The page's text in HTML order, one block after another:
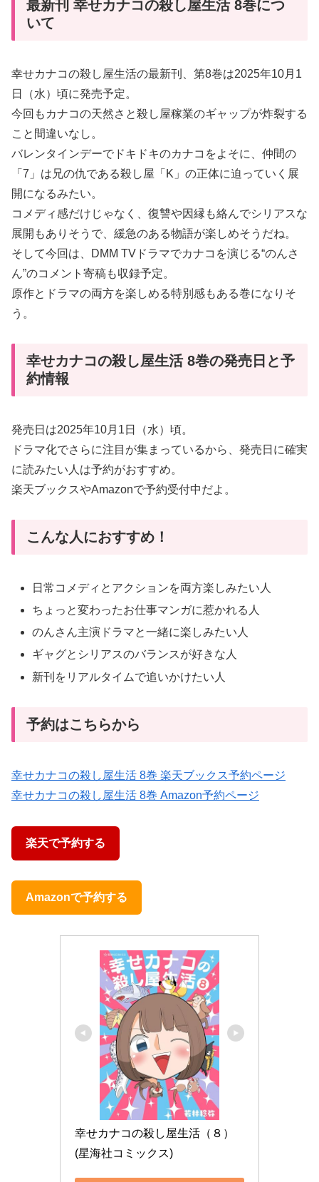
最新刊 幸せカナコの殺し屋生活 8巻につ
いて
幸せカナコの殺し屋生活の最新刊、第8巻は2025年10月1
日（水）頃に発売予定。
今回もカナコの天然さと殺し屋稼業のギャップが炸裂する
こと間違いなし。
バレンタインデーでドキドキのカナコをよそに、仲間の
「7」は兄の仇である殺し屋「K」の正体に迫っていく展
開になるみたい。
コメディ感だけじゃなく、復讐や因縁も絡んでシリアスな
展開もありそうで、緩急のある物語が楽しめそうだね。
そして今回は、DMM TVドラマでカナコを演じる“のんさ
ん”のコメント寄稿も収録予定。
原作とドラマの両方を楽しめる特別感もある巻になりそ
う。
幸せカナコの殺し屋生活 8巻の発売日と予
約情報
発売日は2025年10月1日（水）頃。
ドラマ化でさらに注目が集まっているから、発売日に確実
に読みたい人は予約がおすすめ。
楽天ブックスやAmazonで予約受付中だよ。
こんな人におすすめ！
日常コメディとアクションを両方楽しみたい人
ちょっと変わったお仕事マンガに惹かれる人
のんさん主演ドラマと一緒に楽しみたい人
ギャグとシリアスのバランスが好きな人
新刊をリアルタイムで追いかけたい人
予約はこちらから
幸せカナコの殺し屋生活 8巻 楽天ブックス予約ページ
幸せカナコの殺し屋生活 8巻 Amazon予約ページ
楽天で予約する
Amazonで予約する
幸せカナコの殺し屋生活（８）
(星海社コミックス)